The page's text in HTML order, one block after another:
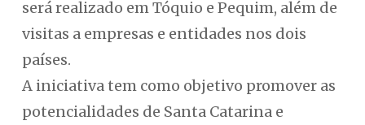
será realizado em Tóquio e Pequim, além de
visitas a empresas e entidades nos dois
países.
A iniciativa tem como objetivo promover as
potencialidades de Santa Catarina e